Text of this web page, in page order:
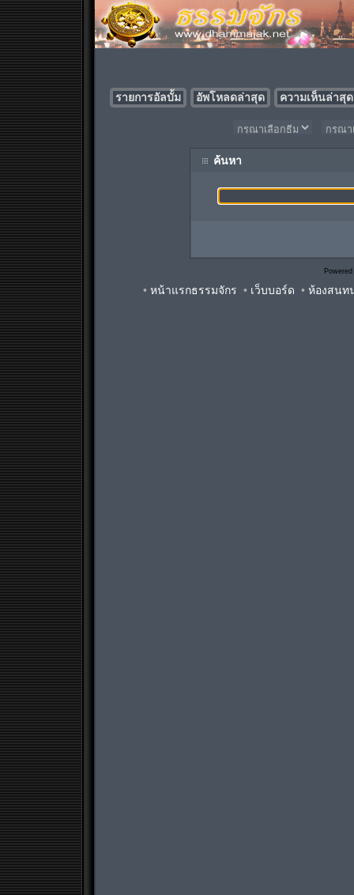
รายการอัลบั้ม อัพโหลดล่าสุด ความเห็นล่าสุด
ค้นหา
• หน้าแรกธรรมจักร • เว็บบอร์ด • ห้องสนท